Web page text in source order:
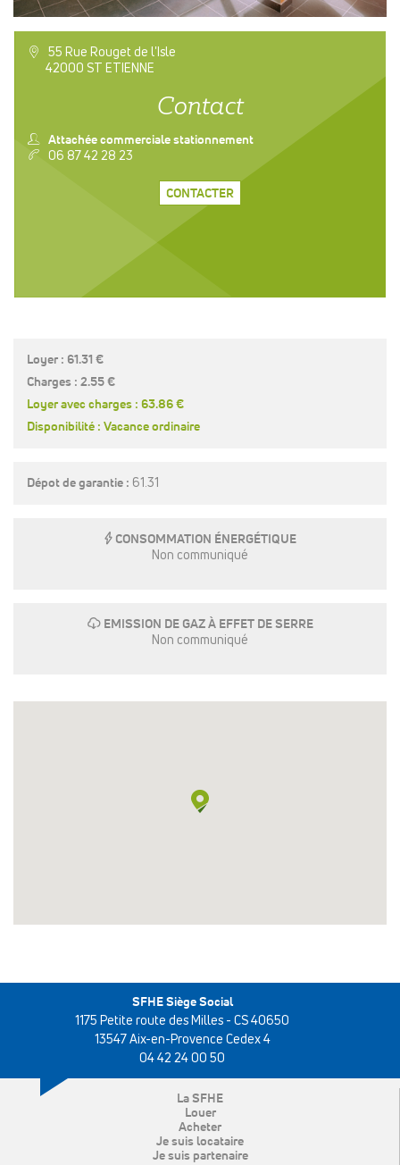
a
55 Rue Rouget de l'Isle
42000 ST ETIENNE
Contact
n Attachée commerciale stationnement
v 06 87 42 28 23
CONTACTER
Loyer : 61.31 €
Charges : 2.55 €
Loyer avec charges : 63.86 €
Disponibilité : Vacance ordinaire
Dépot de garantie : 61.31
E CONSOMMATION ÉNERGÉTIQUE
Non communiqué
g EMISSION DE GAZ À EFFET DE SERRE
Non communiqué
SFHE Siège Social
1175 Petite route des Milles - CS 40650
13547 Aix-en-Provence Cedex 4
04 42 24 00 50
La SFHE
Louer
Acheter
Je suis locataire
Je suis partenaire